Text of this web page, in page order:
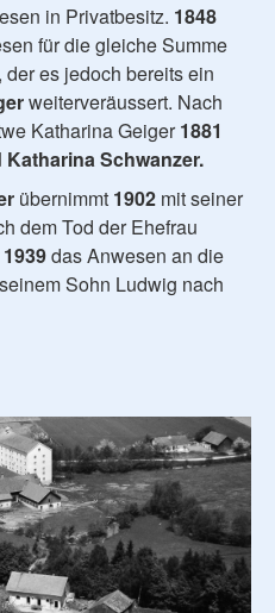
in Privatbesitz. 1848
für die gleiche Summe
, der es jedoch bereits ein
weiterveräussert. Nach
Katharina Geiger1881
Schwanzer.
übernimmt 1902 mit seiner
dem Tod der Ehefrau
1939das Anwesen an die
Sohn Ludwig nach